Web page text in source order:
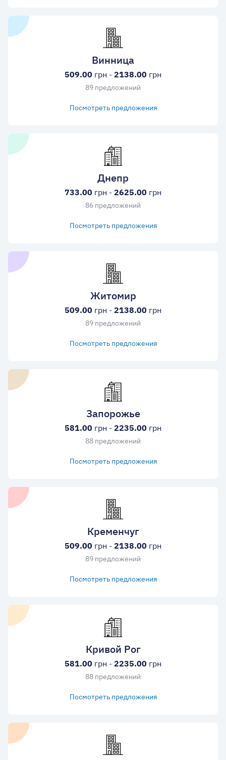
Винница
509.00 грн - 2138.00 грн
89 предложений
Посмотреть предложения
Днепр
733.00 грн - 2625.00 грн
86 предложений
Посмотреть предложения
Житомир
509.00 грн - 2138.00 грн
89 предложений
Посмотреть предложения
Запорожье
581.00 грн - 2235.00 грн
88 предложений
Посмотреть предложения
Кременчуг
509.00 грн - 2138.00 грн
89 предложений
Посмотреть предложения
Кривой Рог
581.00 грн - 2235.00 грн
88 предложений
Посмотреть предложения